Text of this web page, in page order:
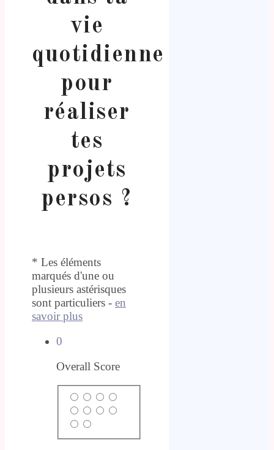
vie
quotidienne
pour
réaliser
tes
projets
persos ?
* Les éléments
marqués d'une ou
plusieurs astérisques
sont particuliers - en
savoir plus
0
Overall Score